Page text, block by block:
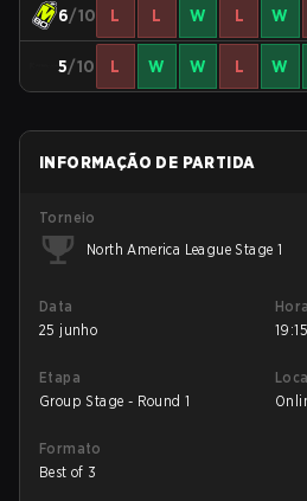
6/10 L L W L W
5/10 L W W L W
INFORMAÇÃO DE PARTIDA
Torneio
North America League Stage 1
Data
25 junho
19:15
Etapa
Group Stage - Round 1
Formato
Best of 3